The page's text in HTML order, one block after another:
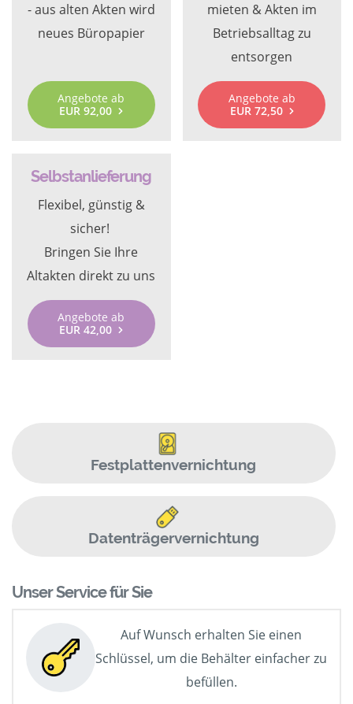
- aus alten Akten wird
neues Büropapier
Angebote ab
EUR 92,00
mieten & Akten im
Betriebsalltag zu
entsorgen
Angebote ab
EUR 72,50
Selbstanlieferung
Flexibel, günstig &
sicher!
Bringen Sie Ihre
Altakten direkt zu uns
Angebote ab
EUR 42,00
Festplattenvernichtung
Datenträgervernichtung
Unser Service für Sie
Auf Wunsch erhalten Sie einen
Schlüssel, um die Behälter einfacher zu
befüllen.